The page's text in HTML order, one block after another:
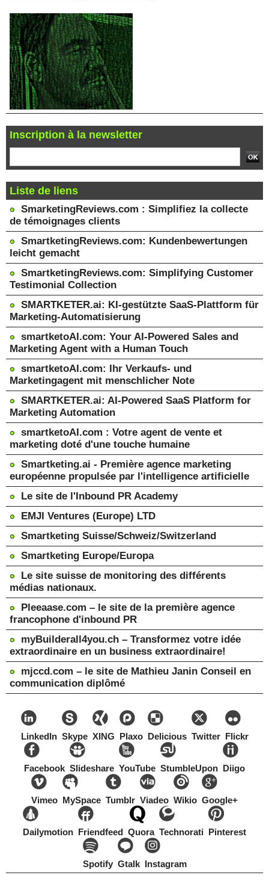
Inscription à la newsletter
Liste de liens
SmarketingReviews.com : Simplifiez la collecte
de témoignages clients
SmartketingReviews.com: Kundenbewertungen
leicht gemacht
SmartketingReviews.com: Simplifying Customer
Testimonial Collection
SMARTKETER.ai: KI-gestützte SaaS-Plattform für
Marketing-Automatisierung
smartketoAI.com: Your AI-Powered Sales and
Marketing Agent with a Human Touch
smartketoAI.com: Ihr Verkaufs- und
Marketingagent mit menschlicher Note
SMARTKETER.ai: AI-Powered SaaS Platform for
Marketing Automation
smartketoAI.com : Votre agent de vente et
marketing doté d'une touche humaine
Smartketing.ai - Première agence marketing
européenne propulsée par l'intelligence artificielle
Le site de l'Inbound PR Academy
EMJI Ventures (Europe) LTD
Smartketing Suisse/Schweiz/Switzerland
Smartketing Europe/Europa
Le site suisse de monitoring des différents
médias nationaux.
Pleeaase.com – le site de la première agence
francophone d'inbound PR
myBuilderall4you.ch – Transformez votre idée
extraordinaire en un business extraordinaire!
mjccd.com – le site de Mathieu Janin Conseil en
communication diplômé
LinkedIn Skype XING Plaxo Delicious Twitter Flickr
Facebook Slideshare YouTube StumbleUpon Diigo
Vimeo MySpace Tumblr Viadeo Wikio Google+
Dailymotion Friendfeed Quora Technorati Pinterest
Spotify Gtalk Instagram